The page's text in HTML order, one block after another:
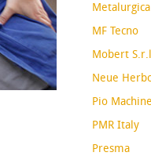
MF Tecno
Mobert
Neue
Pio
PMR Italy
Presma